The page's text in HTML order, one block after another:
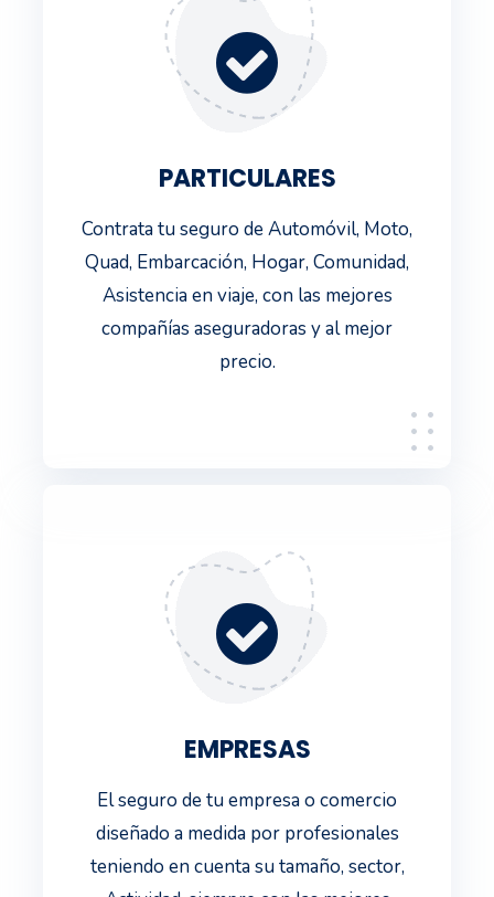
PARTICULARES
Contrata tu seguro de Automóvil, Moto,
Quad, Embarcación, Hogar, Comunidad,
Asistencia en viaje, con las mejores
compañías aseguradoras y al mejor
precio.
EMPRESAS
El seguro de tu empresa o comercio
diseñado a medida por profesionales
teniendo en cuenta su tamaño, sector,